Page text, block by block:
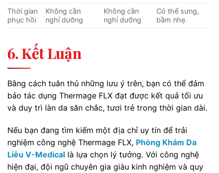
Thời gian
phục hồi
Không cần
nghỉ dưỡng
Không cần
nghỉ dưỡng
Có thể sưng,
bầm nhẹ
6. Kết Luận
Bằng cách tuân thủ những lưu ý trên, bạn có thể đảm
bảo tác dụng Thermage FLX đạt được kết quả tối ưu
và duy trì làn da săn chắc, tươi trẻ trong thời gian dài.
Nếu bạn đang tìm kiếm một địa chỉ uy tín để trải
nghiệm công nghệ Thermage FLX, Phòng Khám Da
Liễu V-Medical là lựa chọn lý tưởng. Với công nghệ
hiện đại, đội ngũ chuyên gia giàu kinh nghiệm và quy